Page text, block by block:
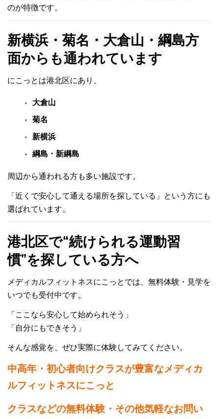
のが特徴です。
新横浜・菊名・大倉山・綱島方
面からも通われています
にこっとは港北区にあり、
大倉山
菊名
新横浜
綱島・新綱島
周辺から通われる方も多い施設です。
「近くで安心して通える場所を探している」 という方にも
選ばれています。
港北区で“続けられる運動習
慣”を探している方へ
メディカルフィットネスにこっとでは、 無料体験・見学を
いつでも受付中です。
「ここなら安心して始められそう」
「自分にもできそう」
そんな感覚を、ぜひ実際に体験してみてください。
中高年・初心者向けクラスが豊富なメディカ
ルフィットネスにこっと
クラスなどの無料体験・その他気軽なお問い